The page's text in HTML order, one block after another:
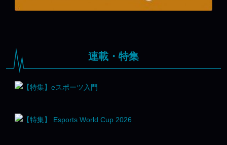
連載・特集